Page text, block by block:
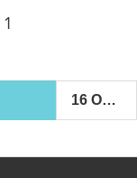
1
16 ОКТЯБРЯ 2021